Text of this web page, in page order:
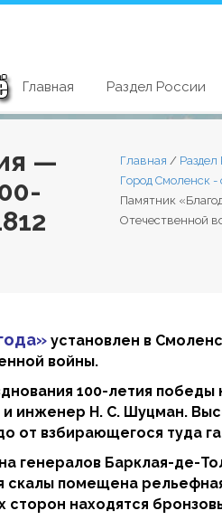
Главная Раздел России
—
Главная / Раздел
Город Смоленск -
Памятник
Отечественной
установлен в
войны.
100-летия
инженер Н. С. Шуцман.
от взбирающегося туда
генералов Барклая-де-
помещена
находятся